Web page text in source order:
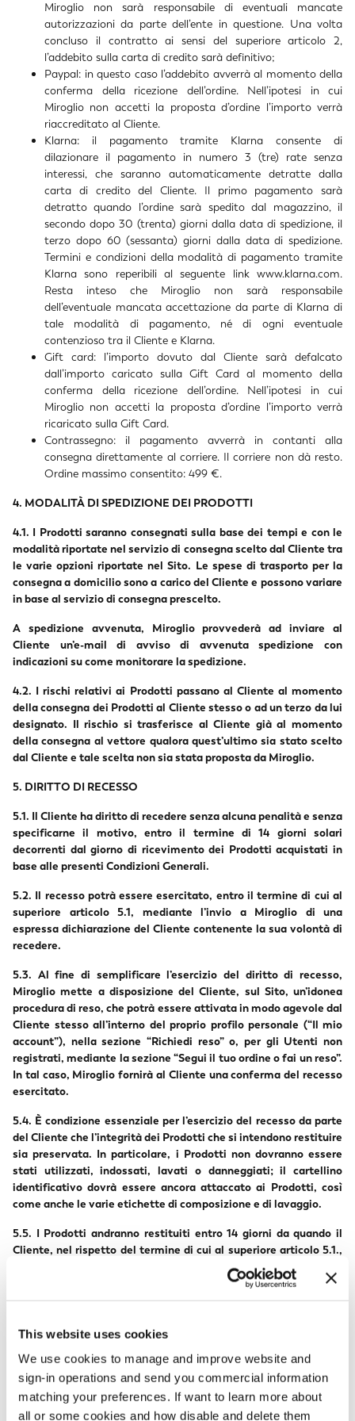
This website uses cookies
We use cookies to manage and improve website and
sign-in operations and send you commercial information
matching your preferences. If want to learn more about
all or some cookies and how disable and delete them
Miroglio non sarà responsabile di eventuali mancate
autorizzazioni da parte dell’ente in questione. Una volta
concluso il contratto ai sensi del superiore articolo 2,
l’addebito sulla carta di credito sarà definitivo;
Paypal: in questo caso l’addebito avverrà al momento della
conferma della ricezione dell’ordine. Nell’ipotesi in cui
Miroglio non accetti la proposta d’ordine l’importo verrà
riaccreditato al Cliente.
Klarna: il pagamento tramite Klarna consente di
dilazionare il pagamento in numero 3 (tre) rate senza
interessi, che saranno automaticamente detratte dalla
carta di credito del Cliente. Il primo pagamento sarà
detratto quando l’ordine sarà spedito dal magazzino, il
secondo dopo 30 (trenta) giorni dalla data di spedizione, il
terzo dopo 60 (sessanta) giorni dalla data di spedizione.
Termini e condizioni della modalità di pagamento tramite
Klarna sono reperibili al seguente link www.klarna.com.
Resta inteso che Miroglio non sarà responsabile
dell’eventuale mancata accettazione da parte di Klarna di
tale modalità di pagamento, né di ogni eventuale
contenzioso tra il Cliente e Klarna.
Gift card: l’importo dovuto dal Cliente sarà defalcato
dall’importo caricato sulla Gift Card al momento della
conferma della ricezione dell’ordine. Nell’ipotesi in cui
Miroglio non accetti la proposta d’ordine l’importo verrà
ricaricato sulla Gift Card.
Contrassegno: il pagamento avverrà in contanti alla
consegna direttamente al corriere. Il corriere non dà resto.
Ordine massimo consentito: 499 €.
4. MODALITÀ DI SPEDIZIONE DEI PRODOTTI
4.1. I Prodotti saranno consegnati sulla base dei tempi e con le
modalità riportate nel servizio di consegna scelto dal Cliente tra
le varie opzioni riportate nel Sito. Le spese di trasporto per la
consegna a domicilio sono a carico del Cliente e possono variare
in base al servizio di consegna prescelto.
A spedizione avvenuta, Miroglio provvederà ad inviare al
Cliente un’e-mail di avviso di avvenuta spedizione con
indicazioni su come monitorare la spedizione.
4.2. I rischi relativi ai Prodotti passano al Cliente al momento
della consegna dei Prodotti al Cliente stesso o ad un terzo da lui
designato. Il rischio si trasferisce al Cliente già al momento
della consegna al vettore qualora quest’ultimo sia stato scelto
dal Cliente e tale scelta non sia stata proposta da Miroglio.
5. DIRITTO DI RECESSO
5.1. Il Cliente ha diritto di recedere senza alcuna penalità e senza
specificarne il motivo, entro il termine di 14 giorni solari
decorrenti dal giorno di ricevimento dei Prodotti acquistati in
base alle presenti Condizioni Generali.
5.2. Il recesso potrà essere esercitato, entro il termine di cui al
superiore articolo 5.1, mediante l’invio a Miroglio di una
espressa dichiarazione del Cliente contenente la sua volontà di
recedere.
5.3. Al fine di semplificare l’esercizio del diritto di recesso,
Miroglio mette a disposizione del Cliente, sul Sito, un’idonea
procedura di reso, che potrà essere attivata in modo agevole dal
Cliente stesso all’interno del proprio profilo personale (“Il mio
account”), nella sezione “Richiedi reso” o, per gli Utenti non
registrati, mediante la sezione “Segui il tuo ordine o fai un reso”.
In tal caso, Miroglio fornirà al Cliente una conferma del recesso
esercitato.
5.4. È condizione essenziale per l’esercizio del recesso da parte
del Cliente che l’integrità dei Prodotti che si intendono restituire
sia preservata. In particolare, i Prodotti non dovranno essere
stati utilizzati, indossati, lavati o danneggiati; il cartellino
identificativo dovrà essere ancora attaccato ai Prodotti, così
come anche le varie etichette di composizione e di lavaggio.
5.5. I Prodotti andranno restituiti entro 14 giorni da quando il
Cliente, nel rispetto del termine di cui al superiore articolo 5.1.,
ha comunicato a Miroglio l’intenzione di voler recedere.
all’interno delle “Domande Frequenti”.
5.6 Il rimborso verrà effettuato da Miroglio nei tempi e nelle
modalità descritte al successivo paragrafo 6 e secondo il
metodo di pagamento utilizzato dal Cliente al momento
dell'acquisto online.